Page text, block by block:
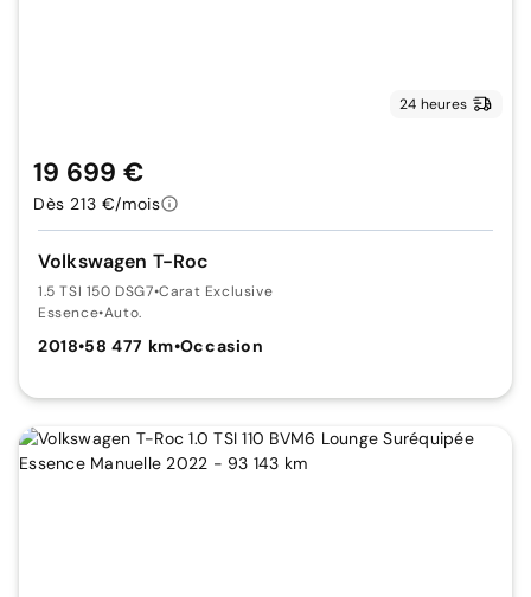
24 heures
Volkswagen T-Roc
1.5 TSI 150 DSG7•Carat Exclusive
Essence•Auto.
2018•58 477 km•Occasion
19 699 €
Dès 213 €/mois